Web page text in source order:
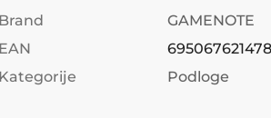
Brand
GAMENOTE
EAN
Kategorije
Podloge